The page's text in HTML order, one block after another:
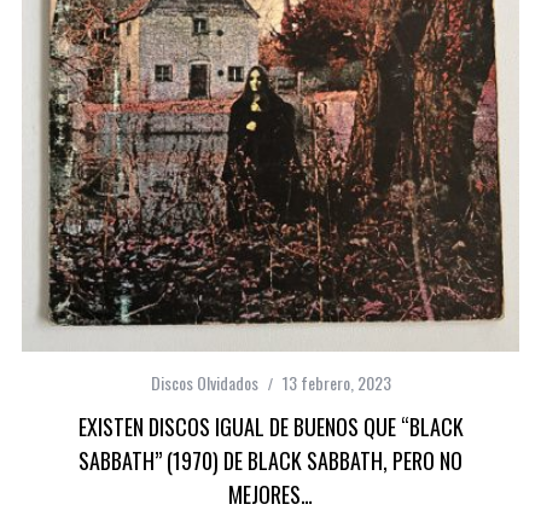
Discos Olvidados 13 febrero, 2023
EXISTEN DISCOS IGUAL DE BUENOS QUE “BLACK
SABBATH” (1970) DE BLACK SABBATH, PERO NO
MEJORES…